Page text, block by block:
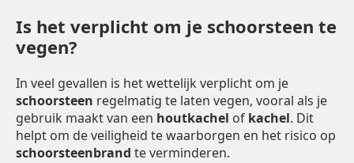
Is het verplicht om je schoorsteen te
vegen?
In veel gevallen is het wettelijk verplicht om je
schoorsteen regelmatig te laten vegen, vooral als je
gebruik maakt van een houtkachel of kachel. Dit
helpt om de veiligheid te waarborgen en het risico op
schoorsteenbrand te verminderen.